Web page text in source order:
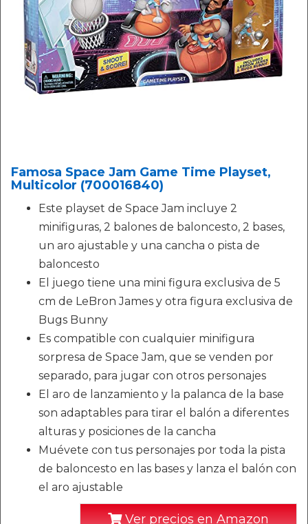
Famosa Space Jam Game Time Playset,
Multicolor (700016840)
Este playset de Space Jam incluye 2
minifiguras, 2 balones de baloncesto, 2 bases,
un aro ajustable y una cancha o pista de
baloncesto
El juego tiene una mini figura exclusiva de 5
cm de LeBron James y otra figura exclusiva de
Bugs Bunny
Es compatible con cualquier minifigura
sorpresa de Space Jam, que se venden por
separado, para jugar con otros personajes
El aro de lanzamiento y la palanca de la base
son adaptables para tirar el balón a diferentes
alturas y posiciones de la cancha
Muévete con tus personajes por toda la pista
de baloncesto en las bases y lanza el balón con
el aro ajustable
Ver precios en Amazon